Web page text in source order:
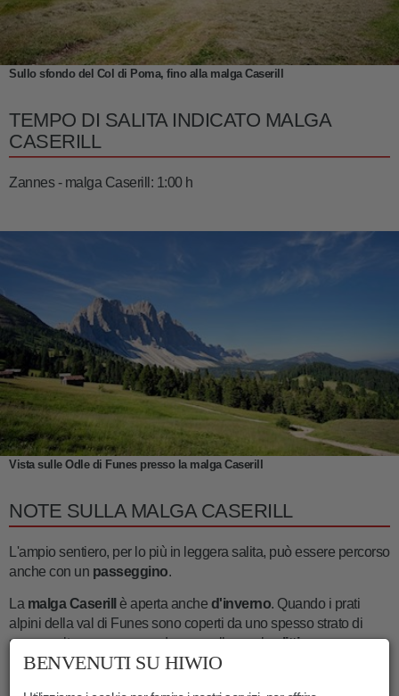
Sullo sfondo del Col di Poma, fino alla malga Caserill
TEMPO DI SALITA INDICATO MALGA
CASERILL
Zannes - malga Caserill: 1:00 h
Vista sulle Odle di Funes presso la malga Caserill
NOTE SULLA MALGA CASERILL
L'ampio sentiero, per lo più in leggera salita, può essere percorso
anche con un passeggino.
La malga Caserill è aperta anche d'inverno. Quando i prati
alpini della val di Funes sono coperti da uno spesso strato di
neve, molte persone scendono a valle con loslittino.
BENVENUTI SU HIWIO